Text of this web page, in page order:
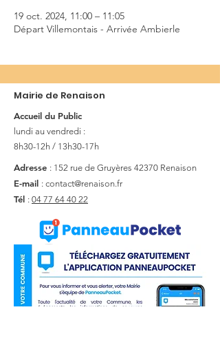
19 oct. 2024, 11:00 – 11:05
Départ Villemontais - Arrivée Ambierle
Mairie de Renaison
Accueil du Public
lundi au vendredi :
8h30-12h / 13h30-17h
Adresse : 152 rue de Gruyères 42370 Renaison
E-mail : contact@renaison.fr
Tél : 04 77 64 40 22